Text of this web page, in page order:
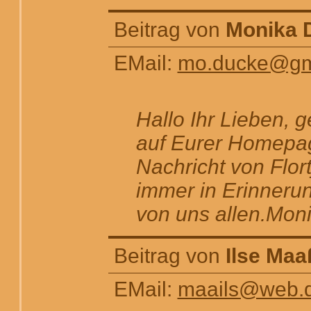
Beitrag von Monika
EMail:
Hallo Ihr Lieben,
auf Eurer
Nachricht von
immer in
von uns
Beitrag von Ilse
EMail: